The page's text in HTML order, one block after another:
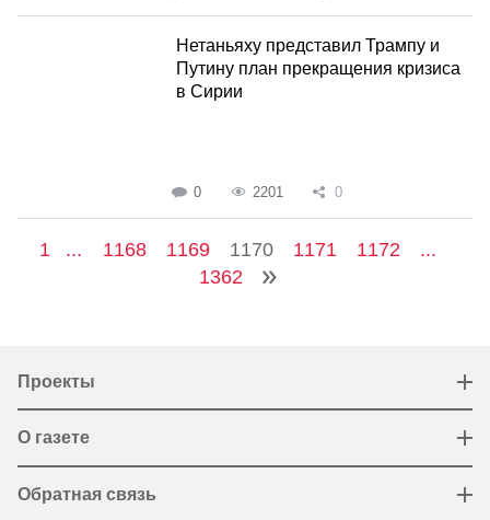
Нетаньяху представил Трампу и
Путину план прекращения кризиса
в Сирии
0 2201 0
1 ... 1168 1169 1170 1171 1172
...
1362
Проекты
О газете
Обратная связь